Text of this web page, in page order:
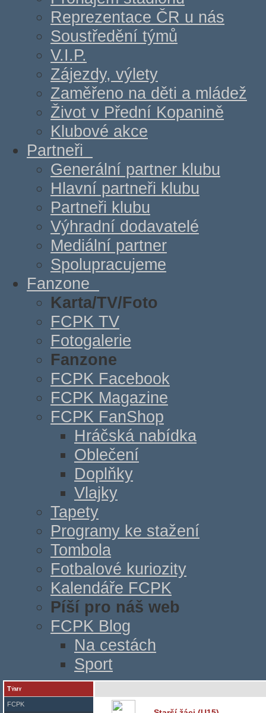
Reprezentace ČR u nás
Soustředění týmů
V.I.P.
Zájezdy, výlety
Zaměřeno na děti a mládež
Život v Přední Kopanině
Klubové akce
Partneři
Generální partner klubu
Hlavní partneři klubu
Partneři klubu
Výhradní dodavatelé
Mediální partner
Spolupracujeme
Fanzone
Karta/TV/Foto
FCPK TV
Fotogalerie
Fanzone
FCPK Facebook
FCPK Magazine
FCPK FanShop
Hráčská nabídka
Oblečení
Doplňky
Vlajky
Tapety
Programy ke stažení
Tombola
Fotbalové kuriozity
Kalendáře FCPK
Píší pro náš web
FCPK Blog
Na cestách
Sport
Týmy
FCPK